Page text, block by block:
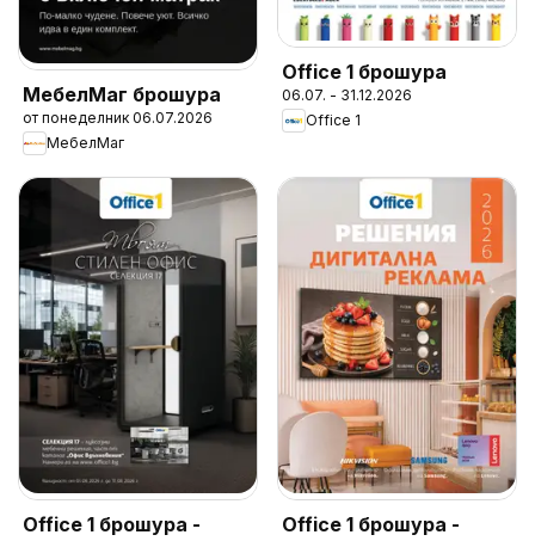
МебелМаг брошура
от понеделник 06.07.2026
МебелМаг
Office 1 брошура
06.07. - 31.12.2026
Office 1
Office 1 брошура - Office 1 брошура -